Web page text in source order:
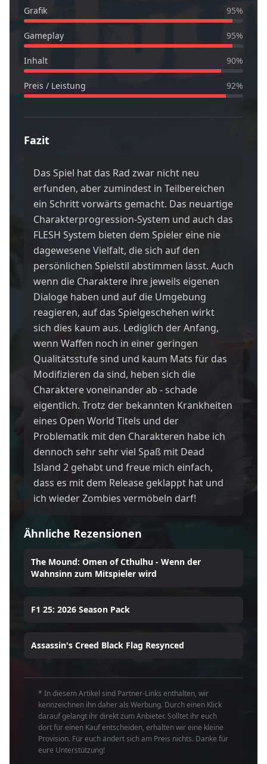
Grafik 95%
Gameplay 95%
Inhalt 90%
Preis / Leistung 92%
Fazit
Das Spiel hat das Rad zwar nicht neu
erfunden, aber zumindest in Teilbereichen
ein Schritt vorwärts gemacht. Das neuartige
Charakterprogression-System und auch das
FLESH System bieten dem Spieler eine nie
dagewesene Vielfalt, die sich auf den
persönlichen Spielstil abstimmen lässt. Auch
wenn die Charaktere ihre jeweils eigenen
Dialoge haben und auf die Umgebung
reagieren, auf das Spielgeschehen wirkt
sich dies kaum aus. Lediglich der Anfang,
wenn Waffen noch in einer geringen
Qualitätsstufe sind und kaum Mats für das
Modifizieren da sind, heben sich die
Charaktere voneinander ab - schade
eigentlich. Trotz der bekannten Krankheiten
eines Open World Titels und der
Problematik mit den Charakteren habe ich
dennoch sehr sehr viel Spaß mit Dead
Island 2 gehabt und freue mich einfach,
dass es mit dem Release geklappt hat und
ich wieder Zombies vermöbeln darf!
Ähnliche Rezensionen
The Mound: Omen of Cthulhu - Wenn der
Wahnsinn zum Mitspieler wird
F1 25: 2026 Season Pack
Assassin's Creed Black Flag Resynced
* In diesem Artikel sind Partner-Links enthalten, wir
kennzeichnen ihn daher als Werbung. Durch einen Klick
darauf gelangt ihr direkt zum Anbieter. Solltet ihr euch
dort für einen Kauf entscheiden, erhalten wir eine kleine
Provision. Für euch ändert sich am Preis nichts. Danke für
eure Unterstützung!